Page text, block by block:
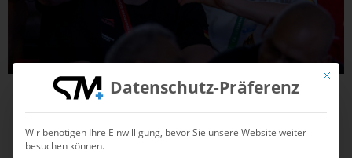
26.06.2026 12:23
Das sagen die Aktiven dazu
Mit
Datenschutz-Präferenz
Wir benötigen Ihre Einwilligung, bevor Sie unsere Website weiter
besuchen können.